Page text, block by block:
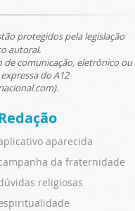
protegidos pela legislação
autoral.
comunicação, eletrônico ou
do A12
aparecida
da fraternidade
religiosas